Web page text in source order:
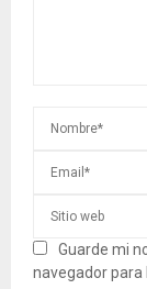
Guarde mi
navegador para